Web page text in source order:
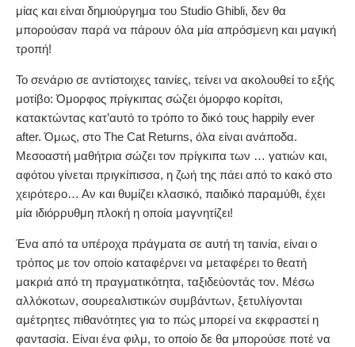
μίας και είναι δημιούργημα του Studio Ghibli, δεν θα
μπορούσαν παρά να πάρουν όλα μία απρόσμενη και μαγική
τροπή!
Το σενάριο σε αντίστοιχες ταινίες, τείνει να ακολουθεί το εξής
μοτίβο: Όμορφος πρίγκιπας σώζει όμορφο κορίτσι,
κατακτώντας κατ’αυτό το τρόπο το δικό τους happily ever
after. Όμως, στο The Cat Returns, όλα είναι ανάποδα.
Μεσοαστή μαθήτρια σώζει τον πρίγκιπα των … γατιών και,
αφότου γίνεται πριγκίπισσα, η ζωή της πάει από το κακό στο
χειρότερο… Αν και θυμίζει κλασικό, παιδικό παραμύθι, έχει
μία ιδιόρρυθμη πλοκή η οποία μαγνητίζει!
Ένα από τα υπέροχα πράγματα σε αυτή τη ταινία, είναι ο
τρόπος με τον οποίο καταφέρνει να μεταφέρει το θεατή
μακριά από τη πραγματικότητα, ταξιδεύοντάς τον. Μέσω
αλλόκοτων, σουρεαλιστικών συμβάντων, ξετυλίγονται
αμέτρητες πιθανότητες για το πώς μπορεί να εκφραστεί η
φαντασία. Είναι ένα φιλμ, το οποίο δε θα μπορούσε ποτέ να